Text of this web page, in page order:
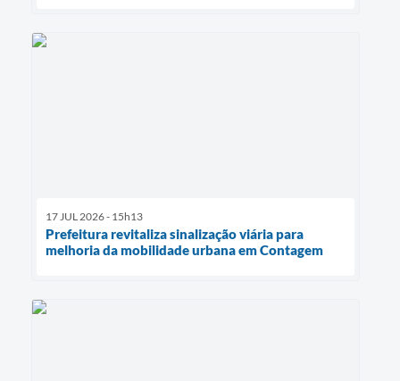
17 JUL 2026 - 15h13
Prefeitura revitaliza sinalização viária para
melhoria da mobilidade urbana em Contagem